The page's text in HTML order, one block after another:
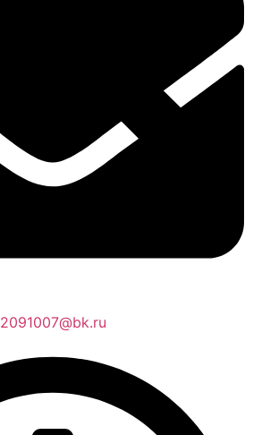
2091007@bk.ru